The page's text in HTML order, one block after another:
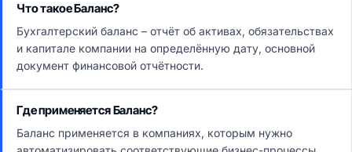
Что такое Баланс?
Бухгалтерский баланс – отчёт об активах, обязательствах
и капитале компании на определённую дату, основной
документ финансовой отчётности.
Где применяется Баланс?
Баланс применяется в компаниях, которым нужно